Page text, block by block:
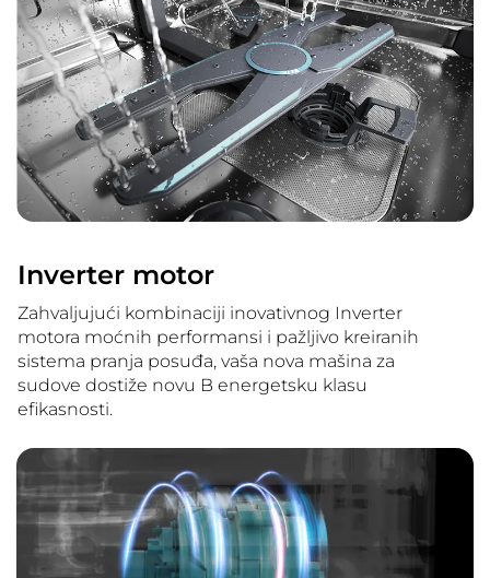
Inverter motor
Zahvaljujući kombinaciji inovativnog Inverter
motora moćnih performansi i pažljivo kreiranih
sistema pranja posuđa, vaša nova mašina za
sudove dostiže novu B energetsku klasu
efikasnosti.